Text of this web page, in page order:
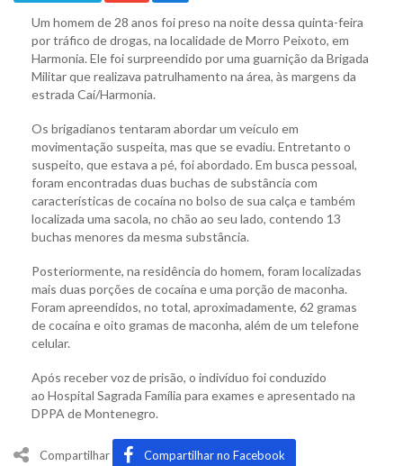
Um homem de 28 anos foi preso na noite dessa quinta-feira
por tráfico de drogas, na localidade de Morro Peixoto, em
Harmonia. Ele foi surpreendido por uma guarnição da Brigada
Militar que realizava patrulhamento na área, às margens da
estrada Caí/Harmonia.
Os brigadianos tentaram abordar um veículo em
movimentação suspeita, mas que se evadiu. Entretanto o
suspeito, que estava a pé, foi abordado. Em busca pessoal,
foram encontradas duas buchas de substância com
características de cocaína no bolso de sua calça e também
localizada uma sacola, no chão ao seu lado, contendo 13
buchas menores da mesma substância.
Posteriormente, na residência do homem, foram localizadas
mais duas porções de cocaína e uma porção de maconha.
Foram apreendidos, no total, aproximadamente, 62 gramas
de cocaína e oito gramas de maconha, além de um telefone
celular.
Após receber voz de prisão, o indivíduo foi conduzido
ao Hospital Sagrada Família para exames e apresentado na
DPPA de Montenegro.
Compartilhar Compartilhar no Facebook